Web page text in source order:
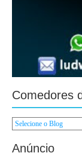
Comedores
Anúncio